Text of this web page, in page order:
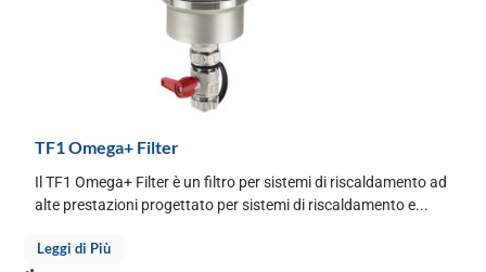
TF1 Omega+ Filter
Il TF1 Omega+ Filter è un filtro per sistemi di riscaldamento ad
alte prestazioni progettato per sistemi di riscaldamento e...
Leggi di Più